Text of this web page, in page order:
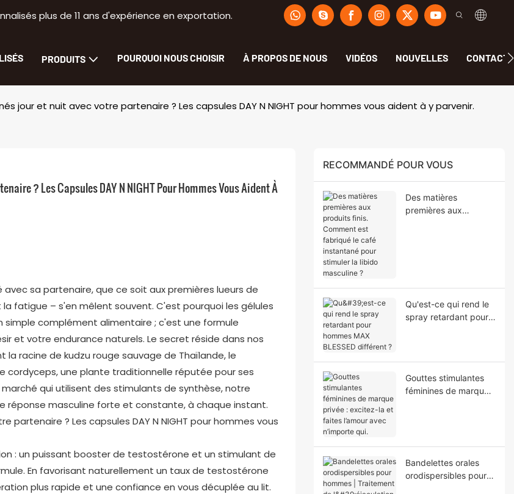
plus de 11 ans d'expérience en exportation.
PRODUITS POURQUOI NOUS CHOISIR À PROPOS DE NOUS VIDÉOS NOUVELLES
jour et nuit avec votre partenaire ? Les capsules DAY N NIGHT pour hommes vous aident à y parvenir.
? Les Capsules DAY N NIGHT Pour Hommes Vous Aident À
sa partenaire, que ce soit aux premières lueurs de
fatigue – s'en mêlent souvent. C'est pourquoi les gélules
simple complément alimentaire ; c'est une formule
et votre endurance naturels. Le secret réside dans nos
racine de kudzu rouge sauvage de Thaïlande, le
cordyceps, une plante traditionnelle réputée pour ses
qui utilisent des stimulants de synthèse, notre
réponse masculine forte et constante, à chaque instant.
: un puissant booster de testostérone et un stimulant de
En favorisant naturellement un taux de testostérone
plus rapide et une confiance en vous décuplée au lit.
RECOMMANDÉ POUR VOUS
Des matières
premières aux
Qu'est-ce qui rend le
spray retardant pour
Gouttes stimulantes
féminines de marque
Bandelettes orales
orodispersibles pour